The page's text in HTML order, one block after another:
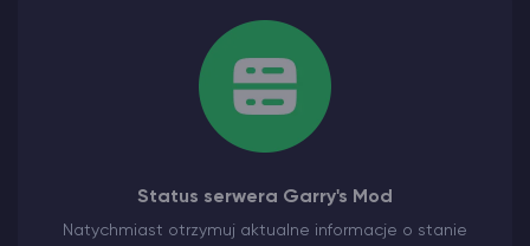
Status serwera Garry's Mod
Natychmiast otrzymuj aktualne informacje o stanie